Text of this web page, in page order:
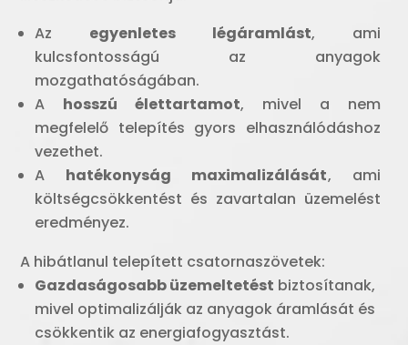
Az egyenletes légáramlást, ami
kulcsfontosságú az anyagok
mozgathatóságában.
A hosszú élettartamot, mivel a nem
megfelelő telepítés gyors elhasználódáshoz
vezethet.
A hatékonyság maximalizálását, ami
költségcsökkentést és zavartalan üzemelést
eredményez.
A hibátlanul telepített csatornaszövetek:
Gazdaságosabb üzemeltetést biztosítanak,
mivel optimalizálják az anyagok áramlását és
csökkentik az energiafogyasztást.